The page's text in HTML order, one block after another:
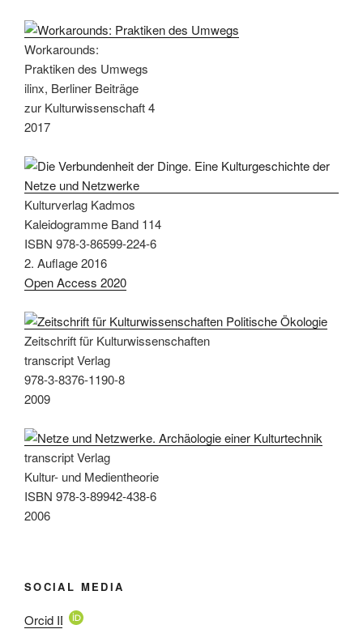
Workarounds:
Praktiken des Umwegs
ilinx, Berliner Beiträge
zur Kulturwissenschaft 4
2017
Kulturverlag Kadmos
Kaleidogramme Band 114
ISBN 978-3-86599-224-6
2. Auflage 2016
Open Access 2020
Zeitschrift für Kulturwissenschaften
transcript Verlag
978-3-8376-1190-8
2009
transcript Verlag
Kultur- und Medientheorie
ISBN 978-3-89942-438-6
2006
SOCIAL MEDIA
Orcid ID